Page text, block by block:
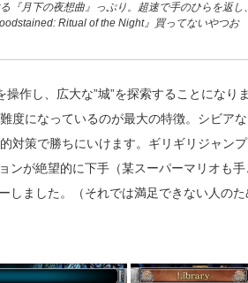
月下の夜想曲』っぷり。超速で手のひらを返し、
Ritual of the Night』買ってないやつお
操作し、広大な”城”を探索することにな
度になっているのが最大の特徴。シビア
対策で勝ちにいけます。ギリギリジャン
ンが絶望的に下手（某スーパーマリオも
しました。（それでは満足できない人の